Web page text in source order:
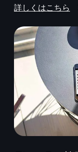
詳しくはこちら